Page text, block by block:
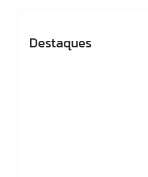
Destaques